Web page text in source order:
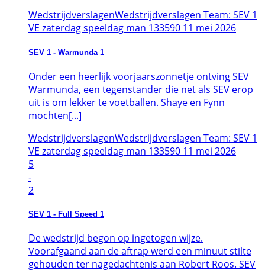
WedstrijdverslagenWedstrijdverslagen Team: SEV 1
VE zaterdag speeldag man 133590 11 mei 2026
SEV 1 - Warmunda 1
Onder een heerlijk voorjaarszonnetje ontving SEV
Warmunda, een tegenstander die net als SEV erop
uit is om lekker te voetballen. Shaye en Fynn
mochten[...]
WedstrijdverslagenWedstrijdverslagen Team: SEV 1
VE zaterdag speeldag man 133590 11 mei 2026
5
-
2
SEV 1 - Full Speed 1
De wedstrijd begon op ingetogen wijze.
Voorafgaand aan de aftrap werd een minuut stilte
gehouden ter nagedachtenis aan Robert Roos. SEV